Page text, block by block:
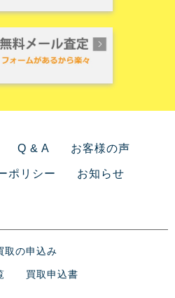
Q & A お客様の声
ポリシー お知らせ
取の申込み
買取申込書